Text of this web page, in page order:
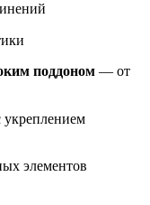
поддоном — от
элементов